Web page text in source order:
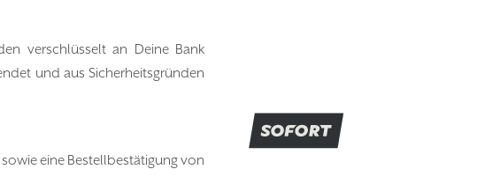
verschlüsselt an Deine Bank
und aus Sicherheitsgründen
eine Bestellbestätigung von